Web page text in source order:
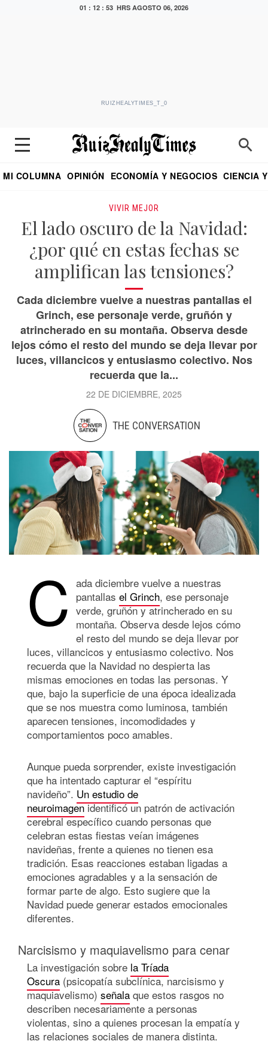
01 : 12 : 54 HRS AGOSTO 06, 2026
RUIZHEALYTIMES_T_0
MI COLUMNA OPINIÓN ECONOMÍA Y NEGOCIOS CIENCIA
VIVIR MEJOR
El lado oscuro de la Navidad:
¿por qué en estas fechas se
amplifican las tensiones?
Cada diciembre vuelve a nuestras pantallas el
Grinch, ese personaje verde, gruñón y
atrincherado en su montaña. Observa desde
lejos cómo el resto del mundo se deja llevar por
luces, villancicos y entusiasmo colectivo. Nos
recuerda que la...
22 DE DICIEMBRE, 2025
THE CONVERSATION
C ada diciembre vuelve a nuestras
pantallas el Grinch, ese personaje
verde, gruñón y atrincherado en su
montaña. Observa desde lejos cómo
el resto del mundo se deja llevar por
luces, villancicos y entusiasmo colectivo. Nos
recuerda que la Navidad no despierta las
mismas emociones en todas las personas. Y
que, bajo la superficie de una época idealizada
que se nos muestra como luminosa, también
aparecen tensiones, incomodidades y
comportamientos poco amables.
Aunque pueda sorprender, existe investigación
que ha intentado capturar el “espíritu
navideño”. Un estudio de
neuroimagenidentificó un patrón de activación
cerebral específico cuando personas que
celebran estas fiestas veían imágenes
navideñas, frente a quienes no tienen esa
tradición. Esas reacciones estaban ligadas a
emociones agradables y a la sensación de
formar parte de algo. Esto sugiere que la
Navidad puede generar estados emocionales
diferentes.
Narcisismo y maquiavelismo para cenar
La investigación sobre la Tríada
Oscura (psicopatía subclínica, narcisismo y
maquiavelismo) señala que estos rasgos no
describen necesariamente a personas
violentas, sino a quienes procesan la empatía y
las relaciones sociales de manera distinta.